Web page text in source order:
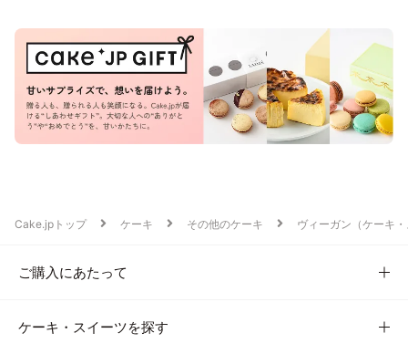
Cake.jpトップ ケーキ その他のケーキ ヴィーガン（ケーキ
ご購入にあたって
ケーキ・スイーツを探す